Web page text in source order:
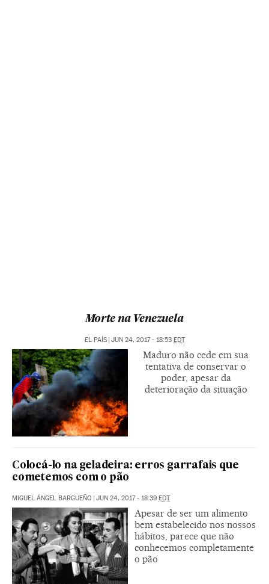
Morte na Venezuela
EL PAÍS JUN 24, 2017 - 18:53 EDT
Maduro não cede em sua
tentativa de conservar o
poder, apesar da
deterioração da situação
Colocá-lo na geladeira: erros garrafais que
cometemos com o pão
MIGUEL ÁNGEL BARGUEÑO JUN 24, 2017 - 18:39 EDT
Apesar de ser um alimento
bem estabelecido nos nossos
hábitos, parece que não
conhecemos completamente
o pão